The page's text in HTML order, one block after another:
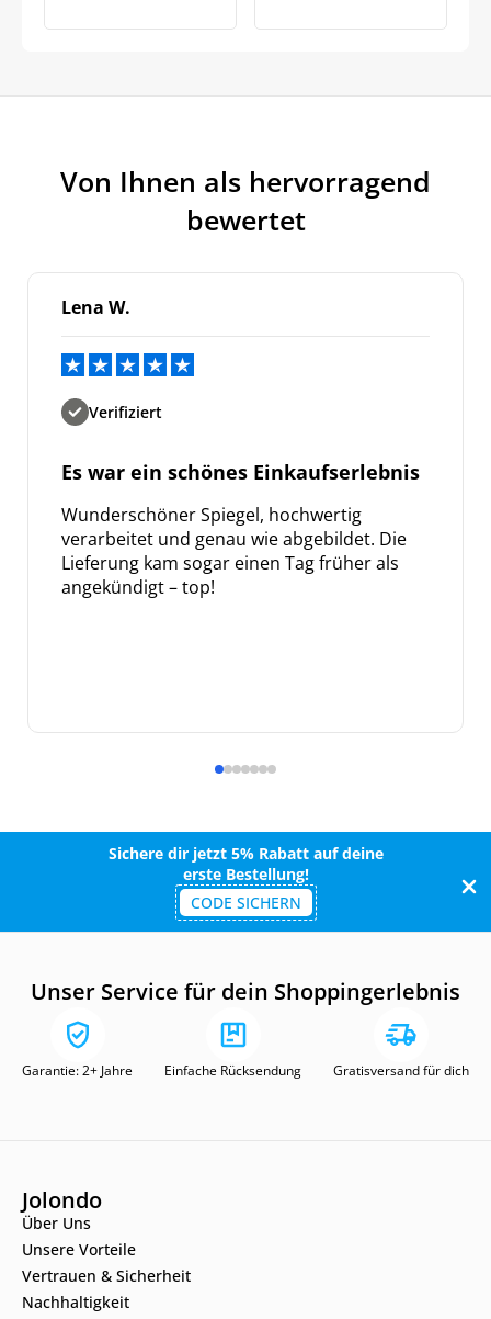
Von Ihnen als hervorragend
bewertet
Lena W.
Verifiziert
Es war ein schönes Einkaufserlebnis
Wunderschöner Spiegel, hochwertig
verarbeitet und genau wie abgebildet. Die
Lieferung kam sogar einen Tag früher als
angekündigt – top!
Sichere dir jetzt 5% Rabatt auf deine
erste Bestellung!
CODE SICHERN
Unser Service für dein Shoppingerlebnis
Garantie: 2+ Jahre Einfache Rücksendung Gratisversand für dich
Jolondo
Über Uns
Unsere Vorteile
Vertrauen & Sicherheit
Nachhaltigkeit